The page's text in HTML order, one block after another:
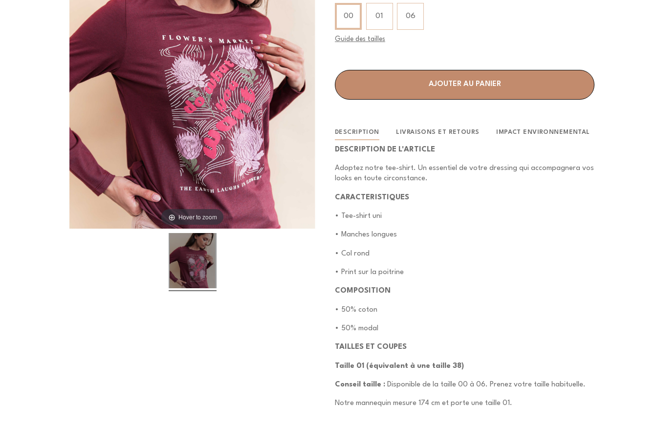
Hover to zoom
Taille
Taille
00
01 06
Guide des tailles
AJOUTER AU PANIER
DESCRIPTION LIVRAISONS ET RETOURS IMPACT ENVIRONNEMENTAL
DESCRIPTION DE L'ARTICLE
Adoptez notre tee-shirt. Un essentiel de votre dressing qui accompagnera vos
looks en toute circonstance.
CARACTERISTIQUES
• Tee-shirt uni
• Manches longues
• Col rond
• Print sur la poitrine
COMPOSITION
• 50% coton
• 50% modal
TAILLES ET COUPES
Taille 01 (équivalent à une taille 38)
Conseil taille : Disponible de la taille 00 à 06. Prenez votre taille habituelle.
Notre mannequin mesure 174 cm et porte une taille 01.